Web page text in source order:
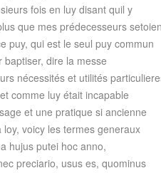
fois en luy disant quil y
que mes prédecesseurs
puy, qui est le seul puy commun
dire la messe
nécessités et utilités
comme luy était incapable
et une pratique si ancienne
voicy les termes generaux
hujus putei hoc anno,
preciario, usus es, quominus